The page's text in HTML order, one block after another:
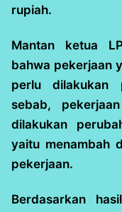
rupiah.
Mantan ketua
bahwa pekerjaan
perlu dilakukan
sebab,
dilakukan
yaitu menambah
pekerjaan.
Berdasarkan